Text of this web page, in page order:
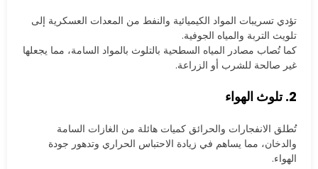
تؤدي تسريبات المواد الكيميائية والنفط من المعدات العسكرية إلى
تلويث التربة والمياه الجوفية.
كما تُصاب مصادر المياه السطحية بالتلوث بالمواد السامة، مما يجعلها
غير صالحة للشرب أو الزراعة.
2. تلوث الهواء
تُطلق الانفجارات والحرائق كميات هائلة من الغازات السامة
والدخان، مما يساهم في زيادة الاحتباس الحراري وتدهور جودة
الهواء.